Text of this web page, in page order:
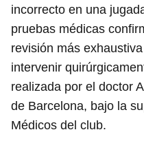
incorrecto en una
pruebas médicas
revisión más
intervenir
realizada por el doctor
de Barcelona, bajo la
Médicos del club.